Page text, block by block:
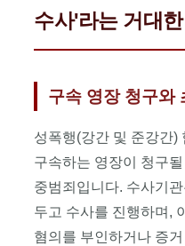
지휘,
성범죄
전담
밀착
방어,
여성청소년과
피의자
신문조서
조사
동석,
성범죄
수사'라는 거대한
구속 영장 청구와
성폭행(강간 및 준강간)
구속하는 영장이 청구
중범죄입니다. 수사기
두고 수사를 진행하며,
혐의를 부인하거나 증